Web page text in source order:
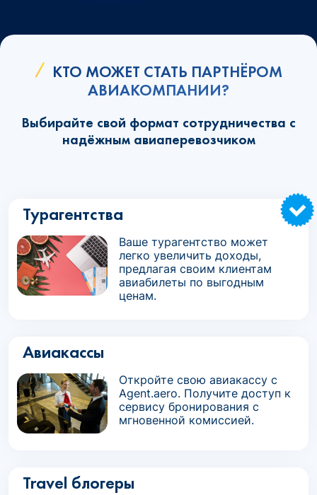
КТО МОЖЕТ СТАТЬ ПАРТНЁРОМ
АВИАКОМПАНИИ?
Выбирайте свой формат сотрудничества с
надёжным авиаперевозчиком
Турагентства
Ваше турагентство может
легко увеличить доходы,
предлагая своим клиентам
авиабилеты по выгодным
ценам.
Авиакассы
Откройте свою авиакассу с
Agent.aero. Получите доступ к
сервису бронирования с
мгновенной комиссией.
Travel блогеры